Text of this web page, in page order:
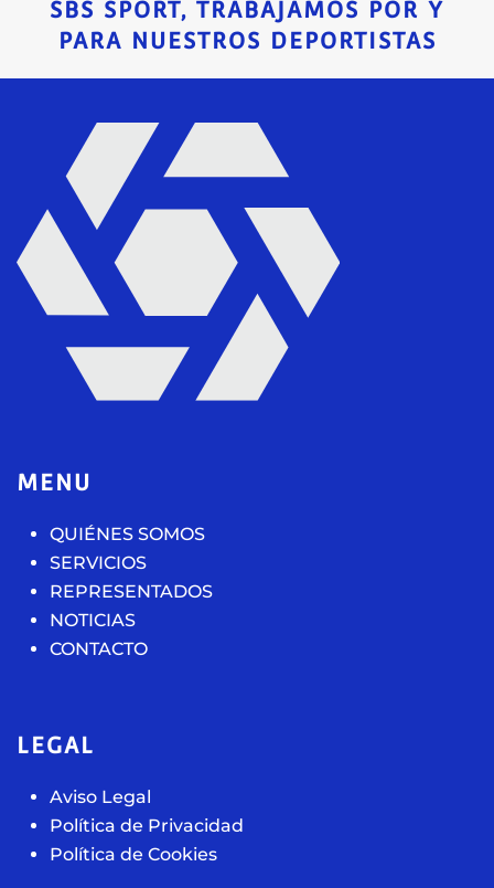
SBS SPORT, TRABAJAMOS POR Y
PARA NUESTROS DEPORTISTAS
MENU
QUIÉNES SOMOS
SERVICIOS
REPRESENTADOS
NOTICIAS
CONTACTO
LEGAL
Aviso Legal
Política de Privacidad
Política de Cookies